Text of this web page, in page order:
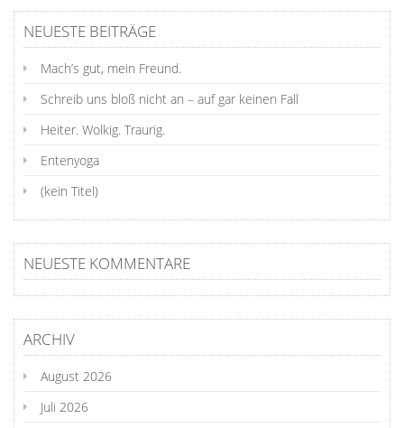
NEUESTE BEITRÄGE
Mach’s gut, mein Freund.
Schreib uns bloß nicht an – auf gar keinen Fall
Heiter. Wolkig. Traurig.
Entenyoga
(kein Titel)
NEUESTE KOMMENTARE
ARCHIV
August 2026
Juli 2026